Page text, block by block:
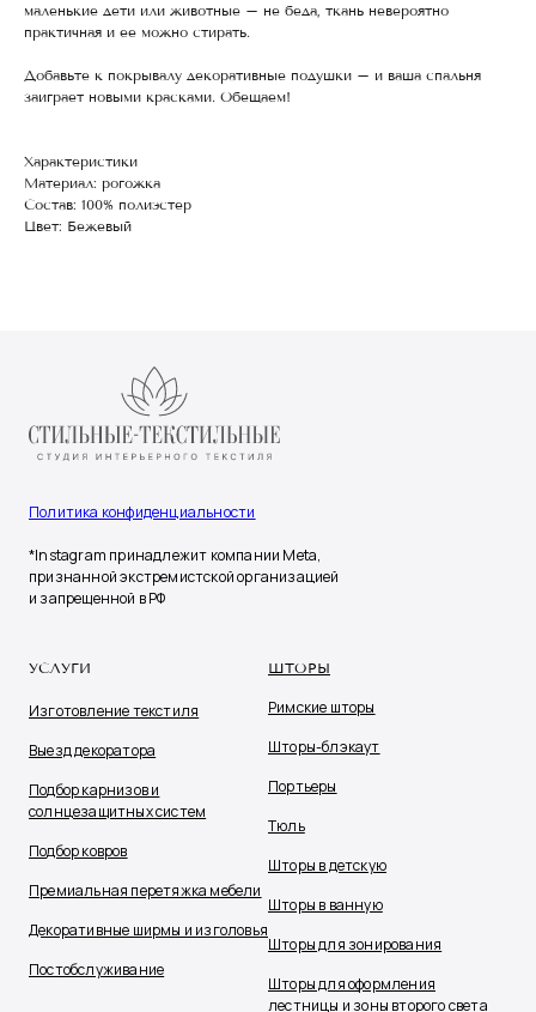
маленькие дети или животные – не беда, ткань невероятно
практичная и ее можно стирать.
Добавьте к покрывалу декоративные подушки – и ваша спальня
заиграет новыми красками. Обещаем!
Характеристики
Материал: рогожка
Состав: 100% полиэстер
Цвет: Бежевый
Политика конфиденциальности
*Instagram принадлежит компании Meta,
признанной экстремистской организацией
и запрещенной в РФ
УСЛУГИ
Изготовление текстиля
Выезд декоратора
Подбор карнизов и
солнцезащитных систем
Подбор ковров
Премиальная перетяжка мебели
Декоративные ширмы и изголовья
Постобслуживание
ШТОРЫ
Римские шторы
Шторы-блэкаут
Портьеры
Тюль
Шторы в детскую
Шторы в ванную
Шторы для зонирования
Шторы для оформления
лестницы и зоны второго света